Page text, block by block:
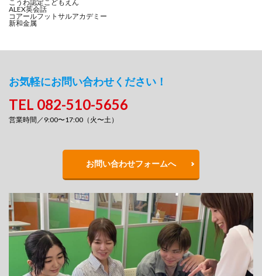
こうわ認定こどもえん
ALEX英会話
コアールフットサルアカデミー
新和金属
お気軽にお問い合わせください！
TEL 082-510-5656
営業時間／9:00〜17:00（火〜土）
お問い合わせフォームへ